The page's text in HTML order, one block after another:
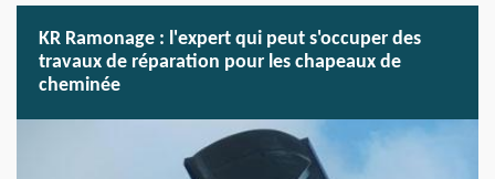
KR Ramonage : l'expert qui peut s'occuper des
travaux de réparation pour les chapeaux de
cheminée